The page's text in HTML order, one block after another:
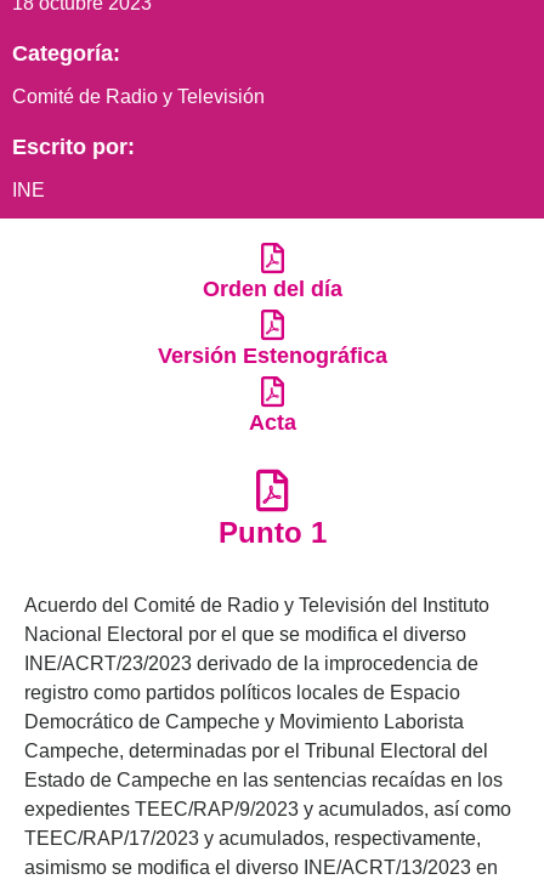
Categoría:
Comité de Radio y Televisión
Escrito por:
INE
Orden del día
Versión Estenográfica
Acta
Punto 1
Acuerdo del Comité de Radio y Televisión del Instituto
Nacional Electoral por el que se modifica el diverso
INE/ACRT/23/2023 derivado de la improcedencia de
registro como partidos políticos locales de Espacio
Democrático de Campeche y Movimiento Laborista
Campeche, determinadas por el Tribunal Electoral del
Estado de Campeche en las sentencias recaídas en los
expedientes TEEC/RAP/9/2023 y acumulados, así como
TEEC/RAP/17/2023 y acumulados, respectivamente,
asimismo se modifica el diverso INE/ACRT/13/2023 en